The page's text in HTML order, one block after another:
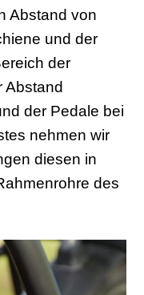
Abstand von
und der
der
Abstand
der Pedale bei
nehmen wir
diesen in
des